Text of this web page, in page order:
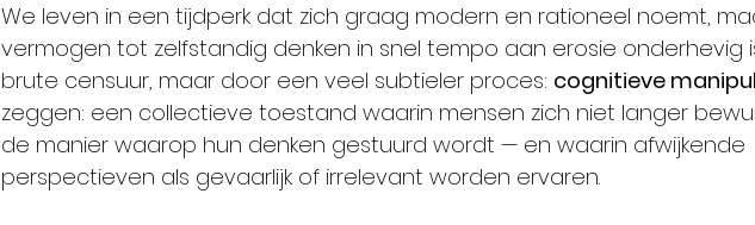
We leven in een tijdperk dat zich graag modern en rationeel noemt,
vermogen tot zelfstandig denken in snel tempo aan erosie onderhevig
brute censuur, maar door een veel subtieler proces: cognitieve
zeggen: een collectieve toestand waarin mensen zich niet langer
de manier waarop hun denken gestuurd wordt — en waarin afwijkende
perspectieven als gevaarlijk of irrelevant worden ervaren.